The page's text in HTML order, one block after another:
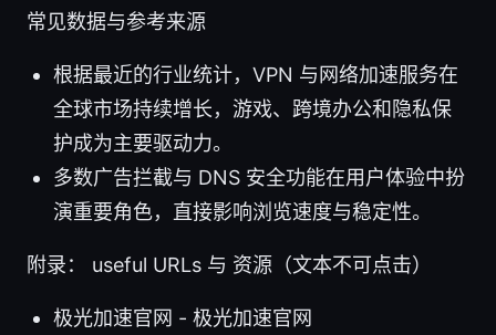
常见数据与参考来源
根据最近的行业统计，VPN 与网络加速服务在
全球市场持续增长，游戏、跨境办公和隐私保
护成为主要驱动力。
多数广告拦截与 DNS 安全功能在用户体验中扮
演重要角色，直接影响浏览速度与稳定性。
附录： useful URLs 与 资源（文本不可点击）
极光加速官网 - 极光加速官网